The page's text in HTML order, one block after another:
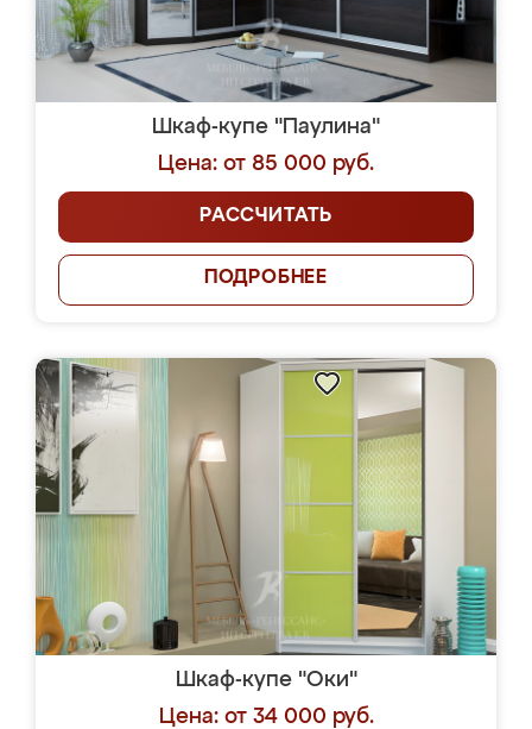
Шкаф-купе "Паулина"
Цена: от 85 000 руб.
РАССЧИТАТЬ
ПОДРОБНЕЕ
Шкаф-купе "Оки"
Цена: от 34 000 руб.